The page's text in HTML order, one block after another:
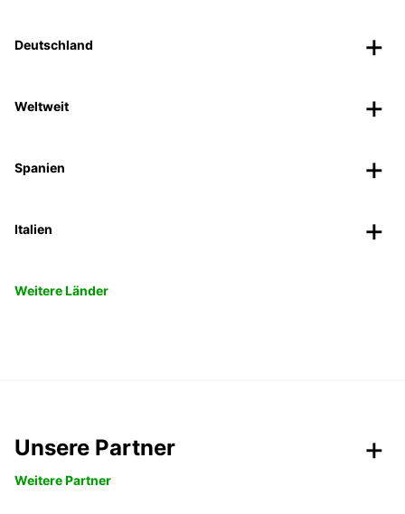
Deutschland
Weltweit
Spanien
Italien
Weitere Länder
Unsere Partner
Weitere Partner